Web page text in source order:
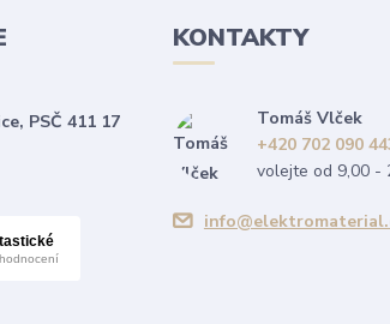
PSČ 411 17
KONTAKTY
Tomáš Vlček
+420 702 090
volejte od 9,00 -